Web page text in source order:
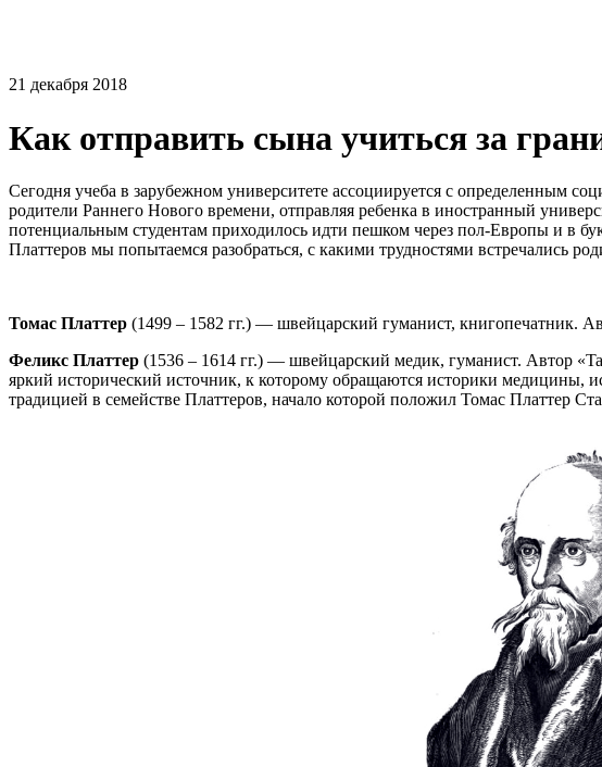
21 декабря 2018
Как отправить сына учиться за
Сегодня учеба в зарубежном университете ассоциируется с определенным
родители Раннего Нового времени, отправляя ребенка в иностранный
потенциальным студентам приходилось идти пешком через пол-Европы и в
Платтеров мы попытаемся разобраться, с какими трудностями встречались
Томас Платтер (1499 – 1582 гг.) — швейцарский гуманист, книгопечатник.
Феликс Платтер (1536 – 1614 гг.) — швейцарский медик, гуманист. Автор
яркий исторический источник, к которому обращаются историки медицины,
традицией в семействе Платтеров, начало которой положил Томас Платтер